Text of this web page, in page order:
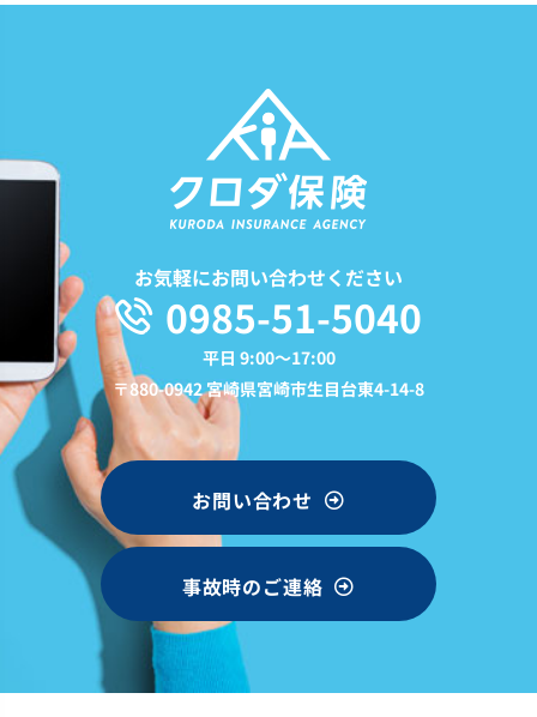
お気軽にお問い合わせください
0985-51-5040
平日 9:00〜17:00
〒880-0942 宮崎県宮崎市生目台東4-14-8
お問い合わせ
事故時のご連絡